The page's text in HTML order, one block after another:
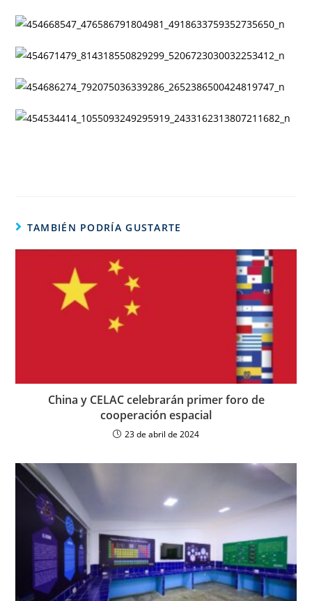
TAMBIÉN PODRÍA GUSTARTE
China y CELAC celebrarán primer foro de
cooperación espacial
23 de abril de 2024